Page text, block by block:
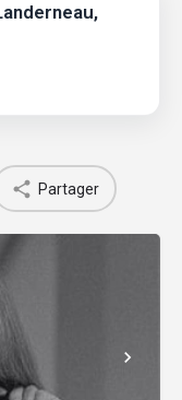
Partager